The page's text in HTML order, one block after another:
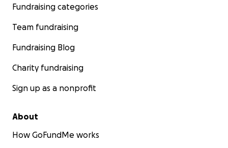
Fundraising categories
Team fundraising
Fundraising Blog
Charity fundraising
Sign up as a nonprofit
About
How GoFundMe works